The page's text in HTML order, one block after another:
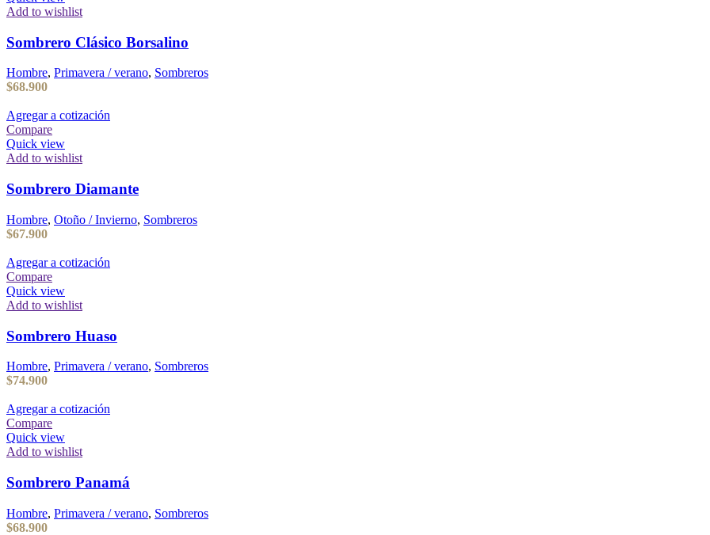
Add to wishlist
Sombrero Clásico Borsalino
Hombre, Primavera / verano, Sombreros
$68.900
Agregar a cotización
Compare
Quick view
Add to wishlist
Sombrero Diamante
Hombre, Otoño / Invierno, Sombreros
$67.900
Agregar a cotización
Compare
Quick view
Add to wishlist
Sombrero Huaso
Hombre, Primavera / verano, Sombreros
$74.900
Agregar a cotización
Compare
Quick view
Add to wishlist
Sombrero Panamá
Hombre, Primavera / verano, Sombreros
$68.900